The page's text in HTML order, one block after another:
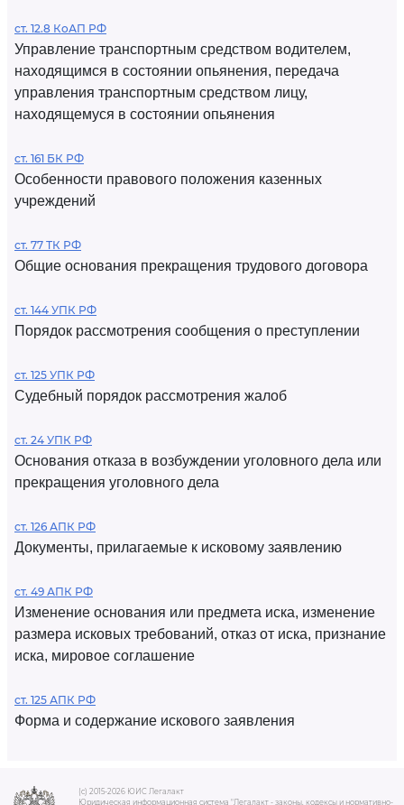
ст. 12.8 КоАП РФ
Управление транспортным средством водителем,
находящимся в состоянии опьянения, передача
управления транспортным средством лицу,
находящемуся в состоянии опьянения
ст. 161 БК РФ
Особенности правового положения казенных
учреждений
ст. 77 ТК РФ
Общие основания прекращения трудового договора
ст. 144 УПК РФ
Порядок рассмотрения сообщения о преступлении
ст. 125 УПК РФ
Судебный порядок рассмотрения жалоб
ст. 24 УПК РФ
Основания отказа в возбуждении уголовного дела или
прекращения уголовного дела
ст. 126 АПК РФ
Документы, прилагаемые к исковому заявлению
ст. 49 АПК РФ
Изменение основания или предмета иска, изменение
размера исковых требований, отказ от иска, признание
иска, мировое соглашение
ст. 125 АПК РФ
Форма и содержание искового заявления
(c) 2015-2026 ЮИС Легалакт
Юридическая информационная система "Легалакт - законы, кодексы и нормативно-